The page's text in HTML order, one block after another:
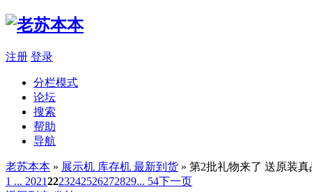
注册 登录
分栏模式
论坛
搜索
帮助
导航
老苏本本 » 展示机 库存机 最新到货 » 第2批礼物来了 送原装
1 ... 20212223242526272829... 54下一页